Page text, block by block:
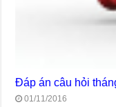
Đáp án câu hỏi
01/11/2016